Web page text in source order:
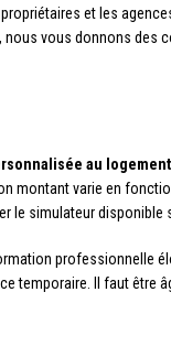
et les
nous vous donnons des
au logement
montant varie en
le simulateur disponible
professionnelle
temporaire. Il faut être